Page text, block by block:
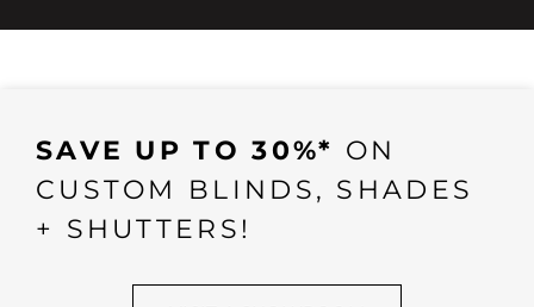
SAVE UP TO 30%* ON
CUSTOM BLINDS, SHADES
+ SHUTTERS!